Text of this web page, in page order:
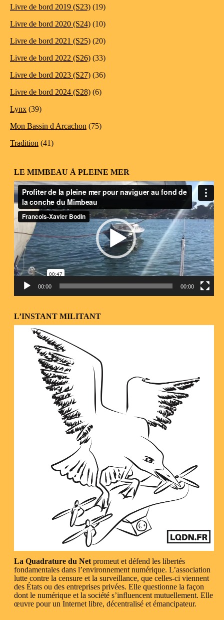
Livre de bord 2019 (S23) (19)
Livre de bord 2020 (S24) (10)
Livre de bord 2021 (S25) (20)
Livre de bord 2022 (S26) (33)
Livre de bord 2023 (S27) (36)
Livre de bord 2024 (S28) (6)
Lynx (39)
Mon Bassin d Arcachon (75)
Tradition (41)
LE MIMBEAU À PLEINE MER
Lecteur
vidéo
00:00 00:00
L’INSTANT MILITANT
La Quadrature du Net promeut et défend les libertés
fondamentales dans l’environnement numérique. L’association
lutte contre la censure et la surveillance, que celles-ci viennent
des États ou des entreprises privées. Elle questionne la façon
dont le numérique et la société s’influencent mutuellement. Elle
œuvre pour un Internet libre, décentralisé et émancipateur.